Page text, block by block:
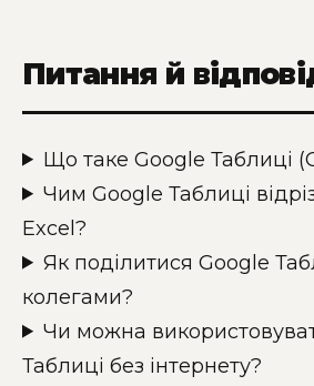
Питання й
Що таке Google Таблиці
Чим Google Таблиці
Excel?
Як поділитися Google
колегами?
Чи можна
Таблиці без інтернету?